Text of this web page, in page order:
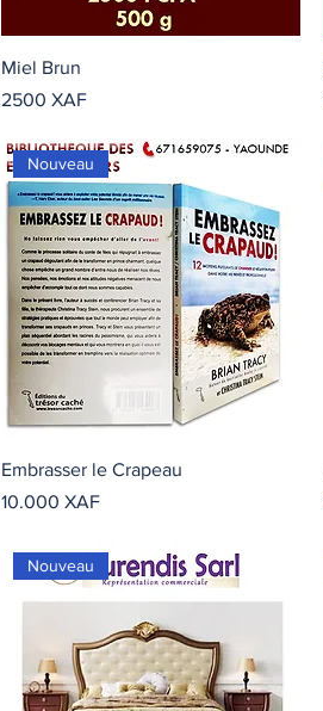
Miel Brun
Precio
2500 XAF
Nouveau
Embrasser le Crapeau
Precio
10.000 XAF
Nouveau